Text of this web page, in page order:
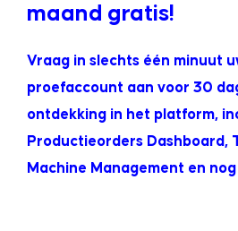
maand gratis!
Vraag in slechts één minuut
proefaccount aan voor 30
ontdekking in het platform,
Productieorders Dashboard,
Machine Management en